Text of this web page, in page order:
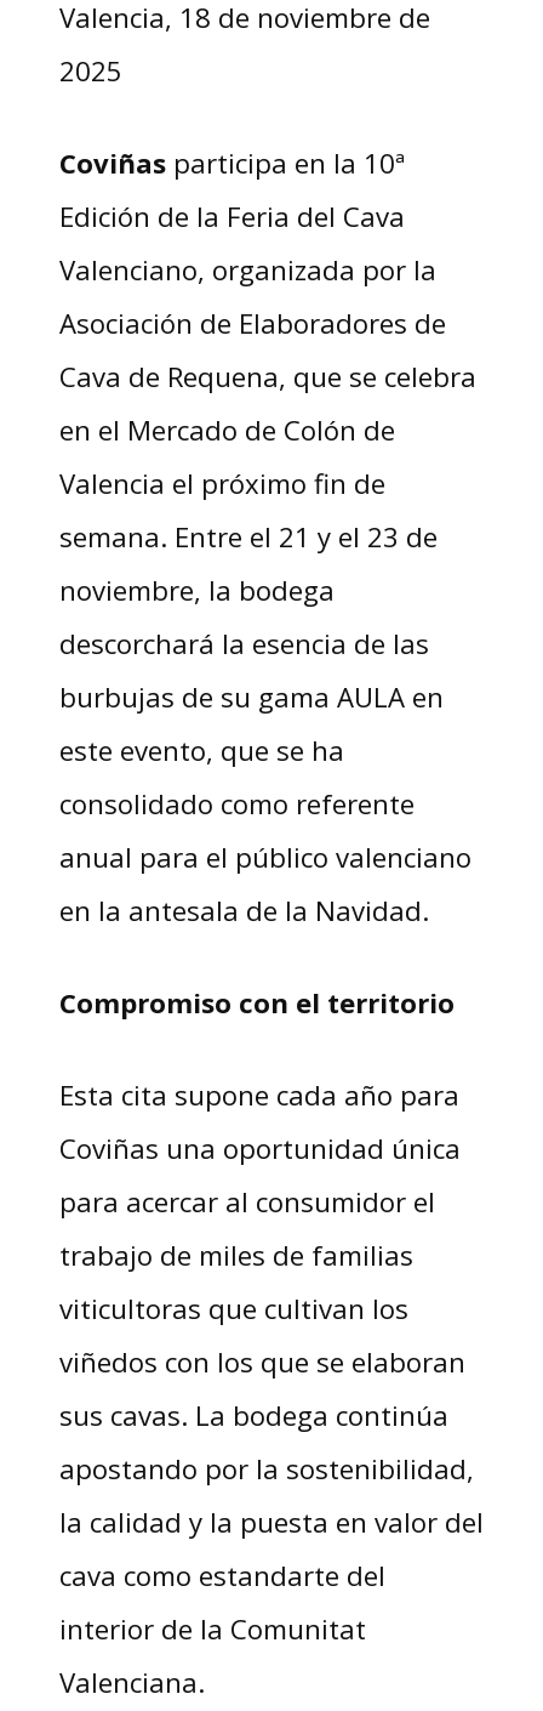
Valencia, 18 de noviembre de
2025
Coviñasparticipa en la 10ª
Edición de la Feria del Cava
Valenciano, organizada por la
Asociación de Elaboradores de
Cava de Requena, que se celebra
en el Mercado de Colón de
Valencia el próximo fin de
semana. Entre el 21 y el 23 de
noviembre, la bodega
descorchará la esencia de las
burbujas de su gama AULA en
este evento, que se ha
consolidado como referente
anual para el público valenciano
en la antesala de la Navidad.
Compromiso con el territorio
Esta cita supone cada año para
Coviñas una oportunidad única
para acercar al consumidor el
trabajo de miles de familias
viticultoras que cultivan los
viñedos con los que se elaboran
sus cavas. La bodega continúa
apostando por la sostenibilidad,
la calidad y la puesta en valor del
cava como estandarte del
interior de la Comunitat
Valenciana.